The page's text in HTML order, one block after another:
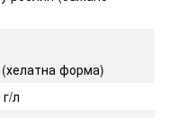
форма)
л